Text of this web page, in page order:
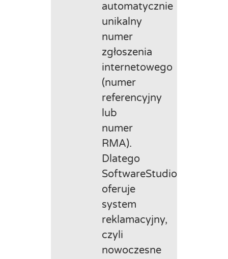
automatycznie
unikalny
numer
zgłoszenia
internetowego
(numer
referencyjny
lub
numer
RMA).
Dlatego
SoftwareStudio
oferuje
system
reklamacyjny,
czyli
nowoczesne